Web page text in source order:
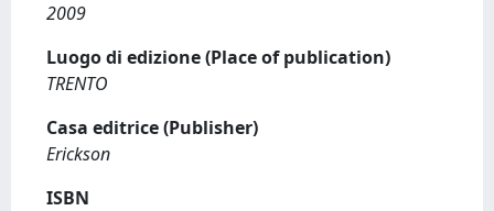
2009
Luogo di edizione (Place of publication)
TRENTO
Casa editrice (Publisher)
Erickson
ISBN